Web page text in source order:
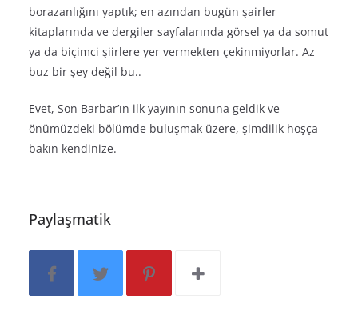
borazanlığını yaptık; en azından bugün şairler
kitaplarında ve dergiler sayfalarında görsel ya da somut
ya da biçimci şiirlere yer vermekten çekinmiyorlar. Az
buz bir şey değil bu..
Evet, Son Barbar’ın ilk yayının sonuna geldik ve
önümüzdeki bölümde buluşmak üzere, şimdilik hoşça
bakın kendinize.
Paylaşmatik